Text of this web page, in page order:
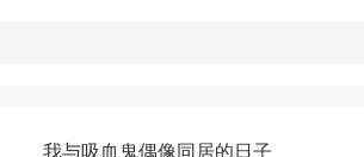
我与吸血鬼偶像同居的日子